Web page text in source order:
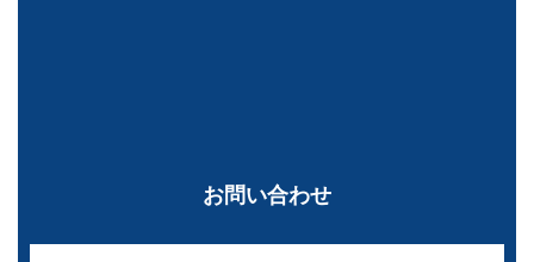
お問い合わせ